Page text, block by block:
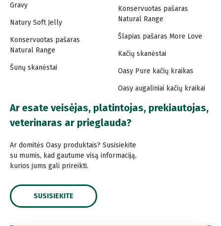
Gravy
Natury Soft Jelly
Konservuotas pašaras
Natural Range
Šunų skanėstai
Konservuotas pašaras
Natural Range
Šlapias pašaras More Love
Kačių skanėstai
Oasy Pure kačių kraikas
Oasy augaliniai kačių kraikai
Ar esate veisėjas, platintojas, prekiautojas,
veterinaras ar prieglauda?
Ar domitės Oasy produktais? Susisiekite
su mumis, kad gautume visą informaciją,
kurios jums gali prireikti.
SUSISIEKITE